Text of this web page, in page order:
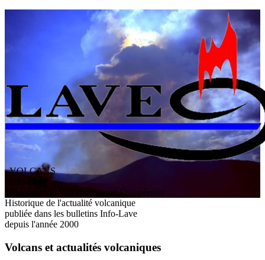
VOLCANS
ssociation V olcanologiqueEuropéenne
Historique de l'actualité volcanique
publiée dans les bulletins Info-Lave
depuis l'année 2000
Volcans et actualités volcaniques